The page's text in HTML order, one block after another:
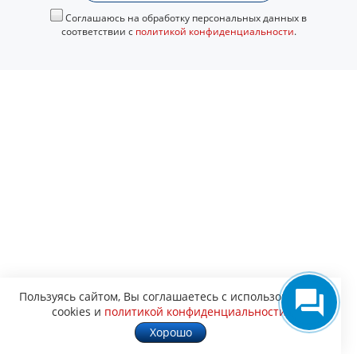
Соглашаюсь на обработку персональных данных в
соответствии с политикой конфиденциальности.
Пользуясь сайтом, Вы соглашаетесь с использованием
cookies и политикой конфиденциальности
Хорошо